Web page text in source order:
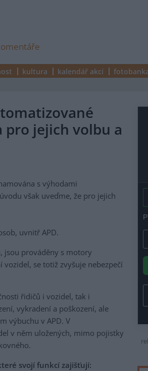
kultura kalendář akcí
jejich volbu a
s výhodami
však uveďme, že pro jejich
uvnitř APD.
jsou prováděny s motory
se totiž zvyšuje nebezpečí
řidičů i vozidel, tak i
vykradení a poškození, ale
výbuchu v APD. V
v něm uložených, mimo pojistky
svojí funkcí zajišťují: